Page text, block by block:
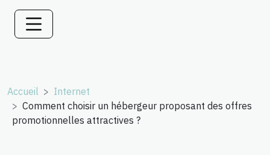
Accueil
Internet
Comment choisir un hébergeur proposant des offres
promotionnelles attractives ?